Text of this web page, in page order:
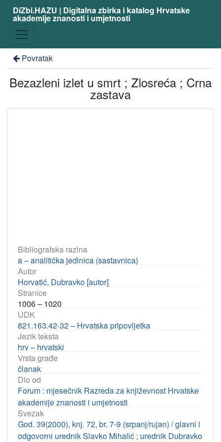
DiZbi.HAZU | Digitalna zbirka i katalog Hrvatske
akademije znanosti i umjetnosti
Povratak
Bezazleni izlet u smrt ; Zlosreća ; Crna
zastava
Bibliografska razina
a – analitička jedinica (sastavnica)
Autor
Horvatić, Dubravko [autor]
Stranice
1006 – 1020
UDK
821.163.42-32 – Hrvatska pripovijetka
Jezik teksta
hrv – hrvatski
Vrsta građe
članak
Dio od
Forum : mjesečnik Razreda za književnost Hrvatske
akademije znanosti i umjetnosti
Svezak
God. 39(2000), knj. 72, br. 7-9 (srpanj/rujan) / glavni i
odgovorni urednik Slavko Mihalić ; urednik Dubravko